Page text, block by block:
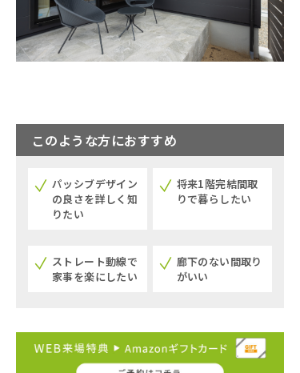
このような方におすすめ
パッシブデザイン
の良さを詳しく知
りたい
将来1階完結間取
りで暮らしたい
ストレート動線で
家事を楽にしたい
廊下のない間取り
がいい